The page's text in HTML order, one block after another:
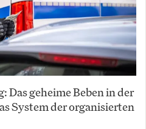
Das geheime Beben in der
System der organisierten